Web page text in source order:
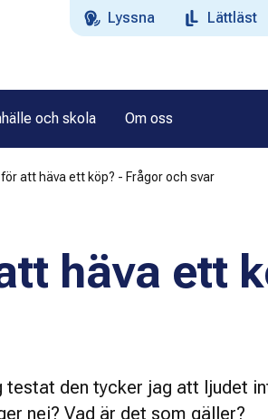
Lyssna Lättläst
och skola Om oss
att häva ett köp? - Frågor och svar
häva ett
den tycker jag att ljudet
nej? Vad är det som gäller?